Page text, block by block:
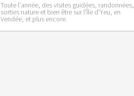
Toute l'année, des visites guidées, randonnées,
sorties nature et bien être sur l'Île d'Yeu, en
Vendée, et plus encore.